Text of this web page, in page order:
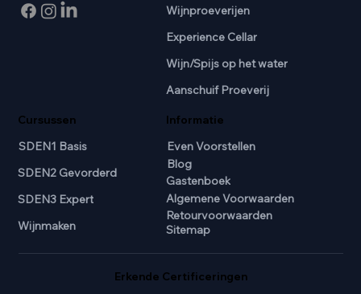
Cursussen
SDEN1 Basis
SDEN2 Gevorderd
SDEN3 Expert
Wijnmaken
Wijnproeverijen
Experience Cellar
Wijn/Spijs op het water
Aanschuif Proeverij
Informatie
Even Voorstellen
Blog
Gastenboek
Algemene Voorwaarden
Retourvoorwaarden
Sitemap
Erkende Certificeringen